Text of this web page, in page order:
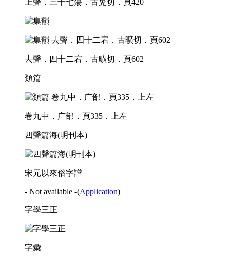
上聲．三十七蕩．古晃切．頁420
去聲．四十二宕．古曠切．頁602
類篇
卷九中．广部．頁335．上左
四聲篇海(明刊本)
宋元以來俗字譜
- Not available -(Application)
字學三正
字彙